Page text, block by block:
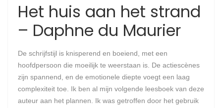
Het huis aan het strand
– Daphne du Maurier
De schrijfstijl is knisperend en boeiend, met een
hoofdpersoon die moeilijk te weerstaan is. De actiescènes
zijn spannend, en de emotionele diepte voegt een laag
complexiteit toe. Ik ben al mijn volgende leesboek van deze
auteur aan het plannen. Ik was getroffen door het gebruik